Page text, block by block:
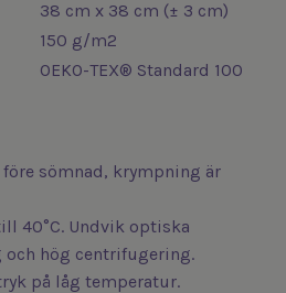
38 cm x 38 cm (± 3 cm)
150 g/m2
OEKO-TEX® Standard 100
sömnad, krympning är
40°C. Undvik optiska
hög centrifugering.
på låg temperatur.